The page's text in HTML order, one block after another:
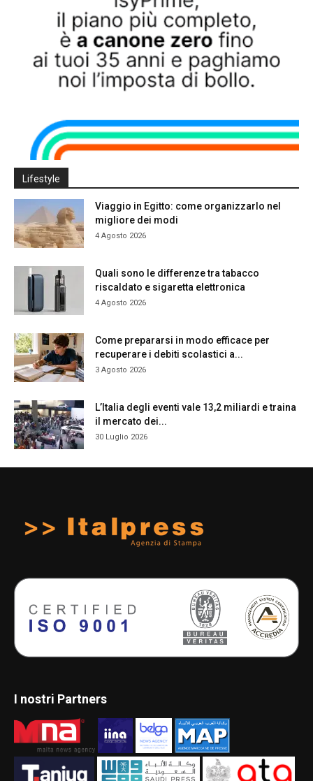
Lifestyle
Viaggio in Egitto: come organizzarlo nel
migliore dei modi
4 Agosto 2026
Quali sono le differenze tra tabacco
riscaldato e sigaretta elettronica
4 Agosto 2026
Come prepararsi in modo efficace per
recuperare i debiti scolastici a...
3 Agosto 2026
L’Italia degli eventi vale 13,2 miliardi e traina
il mercato dei...
30 Luglio 2026
I nostri Partners